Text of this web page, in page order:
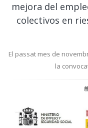
mejora del
colectivos en
El passat mes de
la